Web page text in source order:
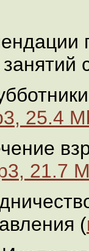
25.4
21.7
(